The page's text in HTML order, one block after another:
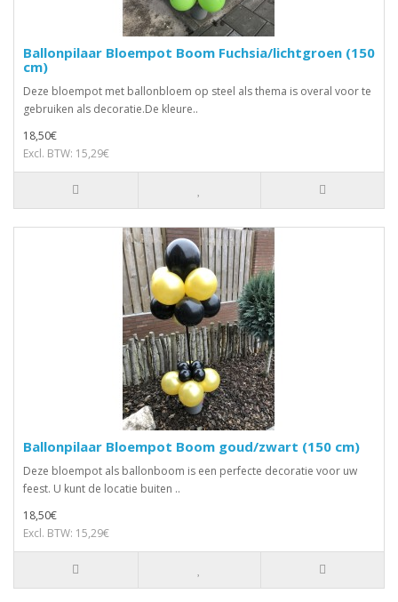
Ballonpilaar Bloempot Boom Fuchsia/lichtgroen (150
cm)
Deze bloempot met ballonbloem op steel als thema is overal voor te
gebruiken als decoratie.De kleure..
18,50€
Excl. BTW: 15,29€
Ballonpilaar Bloempot Boom goud/zwart (150 cm)
Deze bloempot als ballonboom is een perfecte decoratie voor uw
feest. U kunt de locatie buiten ..
18,50€
Excl. BTW: 15,29€